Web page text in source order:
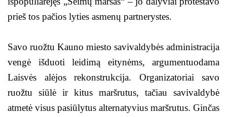
prieš tos pačios lyties asmenų partnerystes.
Savo ruožtu Kauno miesto savivaldybės administracija
vengė išduoti leidimą eitynėms, argumentuodama
Laisvės alėjos rekonstrukcija. Organizatoriai savo
ruožtu siūlė ir kitus maršrutus, tačiau savivaldybė
atmetė visus pasiūlytus alternatyvius maršrutus. Ginčas